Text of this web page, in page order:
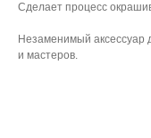
Сделает процесс
Незаменимый аксессуар
и мастеров.